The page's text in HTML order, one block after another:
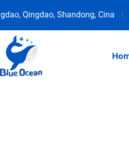
Qingdao, Shandong, Cina